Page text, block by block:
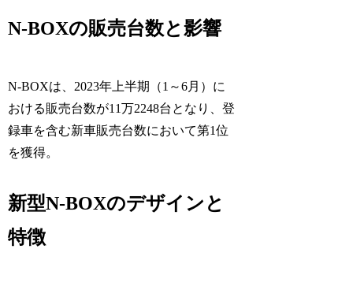
N-BOXの販売台数と影響
N-BOXは、2023年上半期（1～6月）に
おける販売台数が11万2248台となり、登
録車を含む新車販売台数において第1位
を獲得。
新型N-BOXのデザインと
特徴